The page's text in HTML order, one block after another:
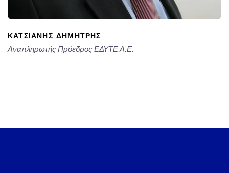
ΚΑΤΣΙΆΝΗΣ ΔΗΜΉΤΡΗΣ
Αναπληρωτής Πρόεδρος ΕΔΥΤΕ Α.Ε.